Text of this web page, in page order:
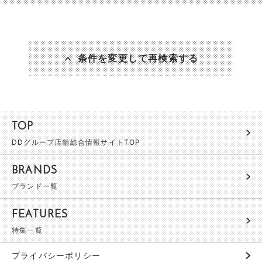
条件を変更して再検索する
TOP
DDグループ店舗総合情報サイトTOP
BRANDS
ブランド一覧
FEATURES
特集一覧
プライバシーポリシー